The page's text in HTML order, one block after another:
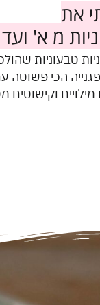
את
מ א'
טבעוניות
הכי פשוטה
וקישוטים